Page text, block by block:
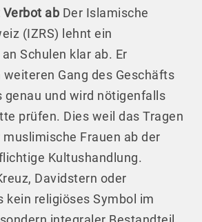
ab Der Islamische
(IZRS) lehnt ein
Schulen klar ab. Er
Gang des Geschäfts
genau und wird nötigenfalls
prüfen. Dies weil das Tragen
Frauen ab der
Kultushandlung.
Davidstern oder
kein religiöses Symbol im